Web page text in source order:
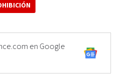
en Google